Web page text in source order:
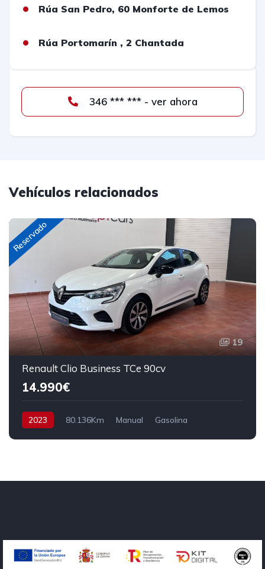
Rúa San Pedro, 60 Monforte de Lemos
Rúa Portomarín , 2 Chantada
346 *** *** - ver ahora
Vehículos relacionados
Reservado
19
Renault Clio Business TCe 90cv
14.990€
2023 80.136Km Manual
Gasolina